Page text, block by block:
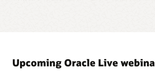
Upcoming Oracle Live